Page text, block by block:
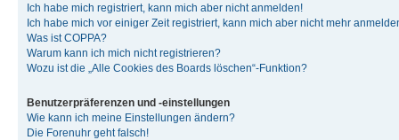
Ich habe mich registriert, kann mich aber nicht anmelden!
Ich habe mich vor einiger Zeit registriert, kann mich aber nicht mehr
Was ist COPPA?
Warum kann ich mich nicht registrieren?
Wozu ist die „Alle Cookies des Boards löschen“-Funktion?
Benutzerpräferenzen und -einstellungen
Wie kann ich meine Einstellungen ändern?
Die Forenuhr geht falsch!